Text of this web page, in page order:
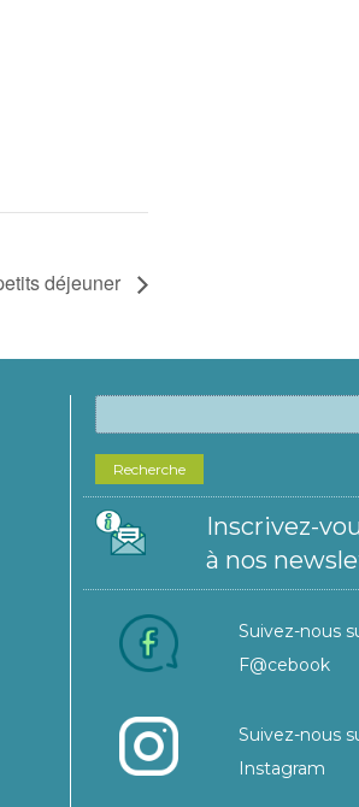
déjeuner
Recherche
Inscrivez-
à nos
Suivez-nous
F@cebook
Suivez-nous
Instagram